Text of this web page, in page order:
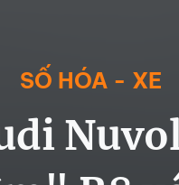
SỐ HÓA - XE